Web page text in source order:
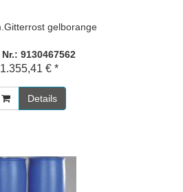
gelborange
9130467562
1.355,41 € *
Details